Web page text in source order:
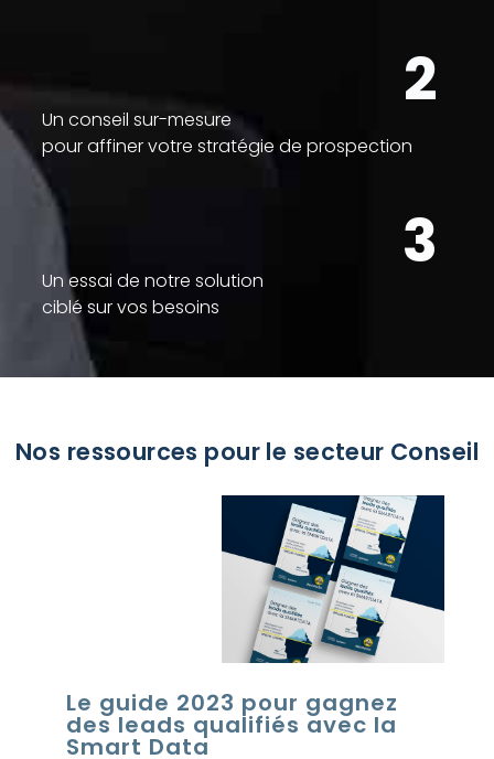
2
Un conseil sur-mesure
pour affiner votre stratégie de prospection
3
Un essai de notre solution
ciblé sur vos besoins
Nos ressources pour le secteur Conseil
Le guide 2023 pour gagnez
des leads qualifiés avec la
Smart Data